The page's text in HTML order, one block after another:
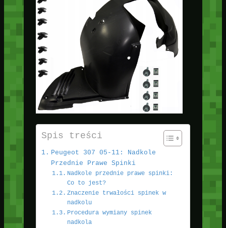
Spis treści
Peugeot 307 05-11: Nadkole
Przednie Prawe Spinki
Nadkole przednie prawe spinki:
Co to jest?
Znaczenie trwałości spinek w
nadkolu
Procedura wymiany spinek
nadkola